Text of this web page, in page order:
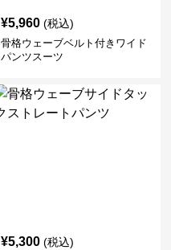
¥5,960 (税込)
骨格ウェーブベルト付きワイド
パンツスーツ
¥5,300 (税込)